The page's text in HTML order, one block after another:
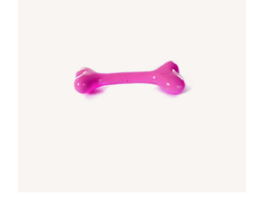
Rated5.00
DETALLES